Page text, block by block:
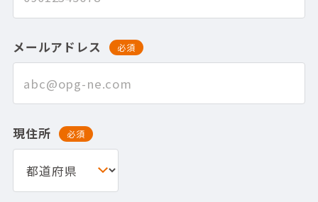
メールアドレス 必須
現住所 必須